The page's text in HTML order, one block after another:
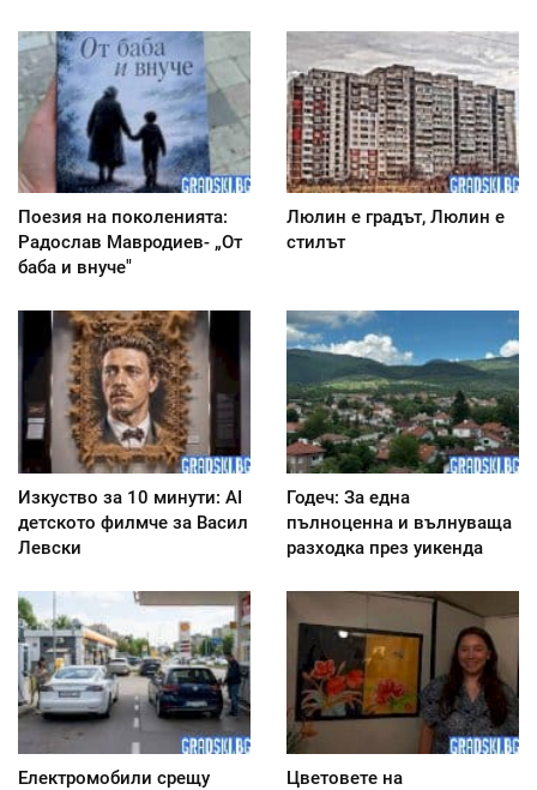
Поезия на поколенията:
Радослав Мавродиев- „От
баба и внуче"
Люлин е градът, Люлин е
стилът
Изкуство за 10 минути: AI
детското филмче за Васил
Левски
Годеч: За една
пълноценна и вълнуваща
разходка през уикенда
Електромобили срещу
Цветовете на